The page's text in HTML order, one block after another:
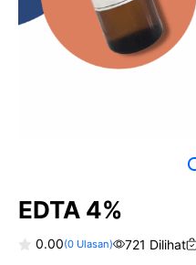
EDTA 4%
0.00(0Ulasan) 721 Dilihat